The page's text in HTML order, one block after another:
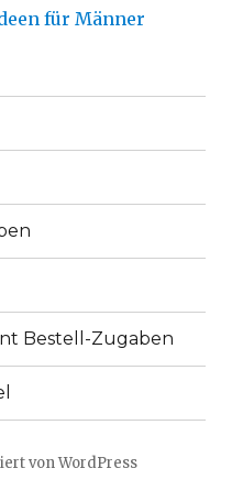
für Männer
Bestell-Zugaben
von WordPress